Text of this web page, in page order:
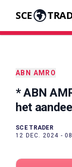
SCE
ABN AMRO
* ABN
het
SCE TRADER
12 DEC. 2024 -